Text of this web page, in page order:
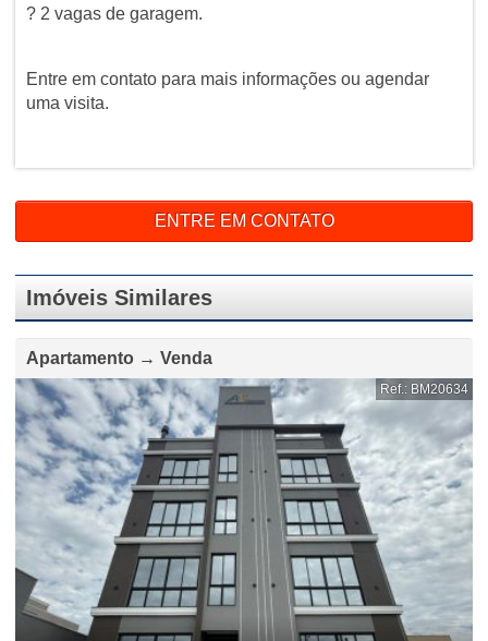
? 2 vagas de garagem.
Entre em contato para mais informações ou agendar
uma visita.
ENTRE EM CONTATO
Imóveis Similares
Apartamento → Venda
Ref.: BM20634